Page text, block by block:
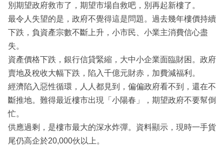
別期望政府救市了，期望市場自救吧，別再起新樓了。
最令人失望的是，政府不覺得這是問題。過去幾年樓價持續
下跌，負資產宗數不斷上升，小市民、小業主消費信心盡
失。
資產價格下跌，銀行信貸緊縮，大中小企業面臨財困。政府
賣地及稅收大幅下跌，陷入千億元財赤，加費減福利。
經濟陷入惡性循環，人人都見到，偏偏政府看不到，還在不
斷推地。難得最近樓市出現「小陽春」，期望政府不要幫倒
忙。
供應過剩，是樓市最大的深水炸彈。資料顯示，現時一手貨
尾仍高企於20,000伙以上。